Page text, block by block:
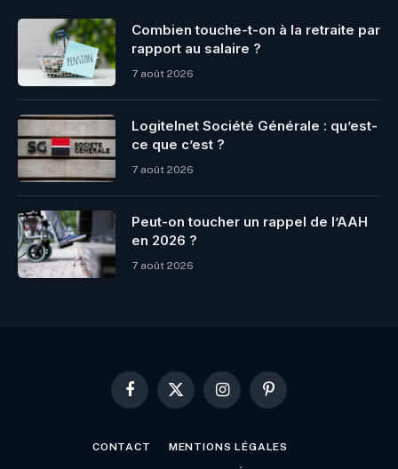
Combien touche-t-on à la retraite par
rapport au salaire ?
7 août 2026
Logitelnet Société Générale : qu’est-
ce que c’est ?
7 août 2026
Peut-on toucher un rappel de l’AAH
en 2026 ?
7 août 2026
Facebook
X
InstagramPinterest
CONTACT MENTIONS LÉGALES